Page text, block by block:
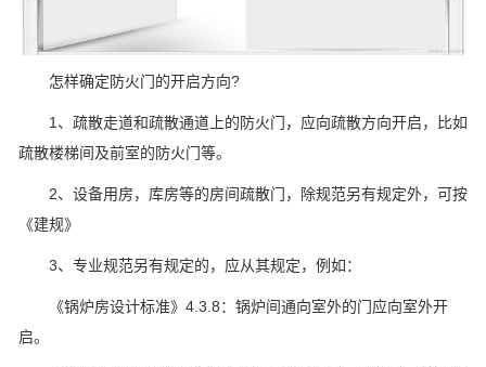
怎样确定防火门的开启方向?
1、疏散走道和疏散通道上的防火门，应向疏散方向开启，比如
疏散楼梯间及前室的防火门等。
2、设备用房，库房等的房间疏散门，除规范另有规定外，可按
《建规》
3、专业规范另有规定的，应从其规定，例如：
《锅炉房设计标准》4.3.8：锅炉间通向室外的门应向室外开
启。